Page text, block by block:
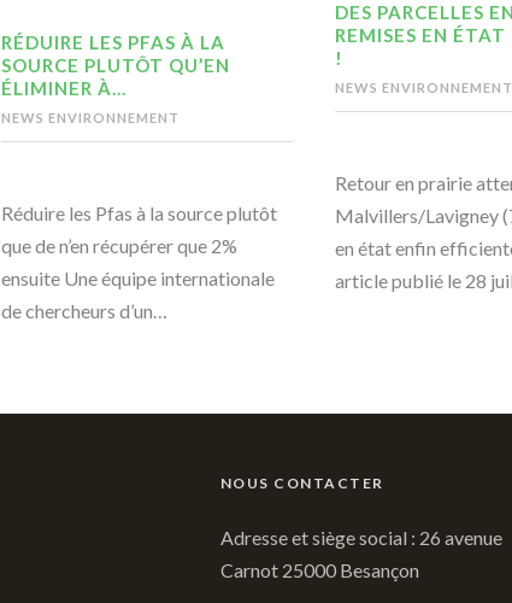
RÉDUIRE LES PFAS À LA
SOURCE PLUTÔT QU’EN
ÉLIMINER À…
NEWS ENVIRONNEMENT
Réduire les Pfas à la source plutôt
que de n’en récupérer que 2%
ensuite Une équipe internationale
de chercheurs d’un…
DES PARCELLES
REMISES EN ÉTAT
!
NEWS ENVIRONNEMENT
Retour en prairie
Malvillers/Lavigney
en état enfin
article publié le 28
NOUS CONTACTER
Adresse et siège social : 26 avenue
Carnot 25000 Besançon